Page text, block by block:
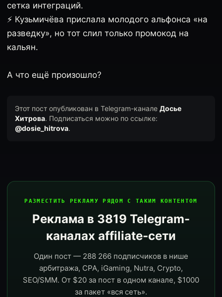
сетка интеграций.
⚡️ Кузьмичёва прислала молодого альфонса «на
разведку», но тот слил только промокод на
кальян.
А что ещё произошло?
Этот пост опубликован в Telegram-канале Досье
Хитрова. Подписаться можно по ссылке:
@dosie_hitrova.
РАЗМЕСТИТЬ РЕКЛАМУ РЯДОМ С ТАКИМ КОНТЕНТОМ
Реклама в 3819 Telegram-
каналах affiliate-сети
Один пост — 288 266 подписчиков в нише
арбитража, CPA, iGaming, Nutra, Crypto,
SEO/SMM. От $20 за пост в одном канале, $1000
за пакет «вся сеть».